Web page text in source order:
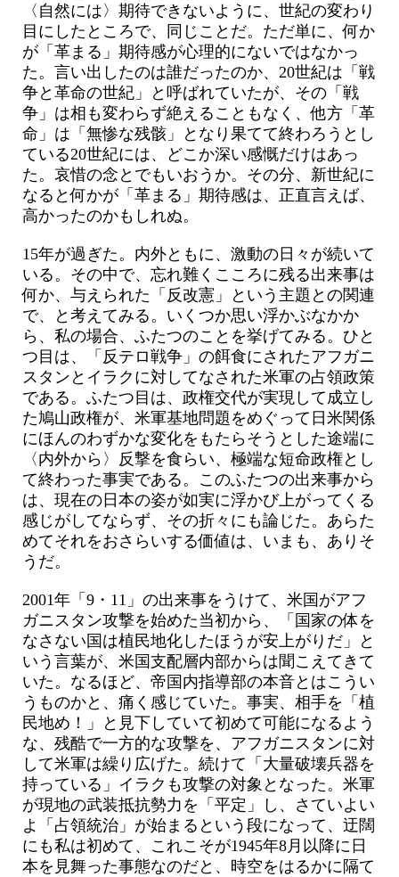
〈自然には〉期待できないように、世紀の変わり
目にしたところで、同じことだ。ただ単に、何か
が「革まる」期待感が心理的にないではなかっ
た。言い出したのは誰だったのか、20世紀は「戦
争と革命の世紀」と呼ばれていたが、その「戦
争」は相も変わらず絶えることもなく、他方「革
命」は「無惨な残骸」となり果てて終わろうとし
ている20世紀には、どこか深い感慨だけはあっ
た。哀惜の念とでもいおうか。その分、新世紀に
なると何かが「革まる」期待感は、正直言えば、
高かったのかもしれぬ。
15年が過ぎた。内外ともに、激動の日々が続いて
いる。その中で、忘れ難くこころに残る出来事は
何か、与えられた「反改憲」という主題との関連
で、と考えてみる。いくつか思い浮かぶなかか
ら、私の場合、ふたつのことを挙げてみる。ひと
つ目は、「反テロ戦争」の餌食にされたアフガニ
スタンとイラクに対してなされた米軍の占領政策
である。ふたつ目は、政権交代が実現して成立し
た鳩山政権が、米軍基地問題をめぐって日米関係
にほんのわずかな変化をもたらそうとした途端に
〈内外から〉反撃を食らい、極端な短命政権とし
て終わった事実である。このふたつの出来事から
は、現在の日本の姿が如実に浮かび上がってくる
感じがしてならず、その折々にも論じた。あらた
めてそれをおさらいする価値は、いまも、ありそ
うだ。
2001年「9・11」の出来事をうけて、米国がアフ
ガニスタン攻撃を始めた当初から、「国家の体を
なさない国は植民地化したほうが安上がりだ」と
いう言葉が、米国支配層内部からは聞こえてきて
いた。なるほど、帝国内指導部の本音とはこうい
うものかと、痛く感じていた。事実、相手を「植
民地め！」と見下していて初めて可能になるよう
な、残酷で一方的な攻撃を、アフガニスタンに対
して米軍は繰り広げた。続けて「大量破壊兵器を
持っている」イラクも攻撃の対象となった。米軍
が現地の武装抵抗勢力を「平定」し、さていよい
よ「占領統治」が始まるという段になって、迂闊
にも私は初めて、これこそが1945年8月以降に日
本を見舞った事態なのだと、時空をはるかに隔て